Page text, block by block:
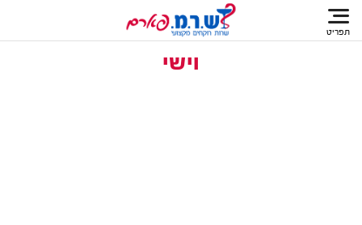
תפריט
וישי